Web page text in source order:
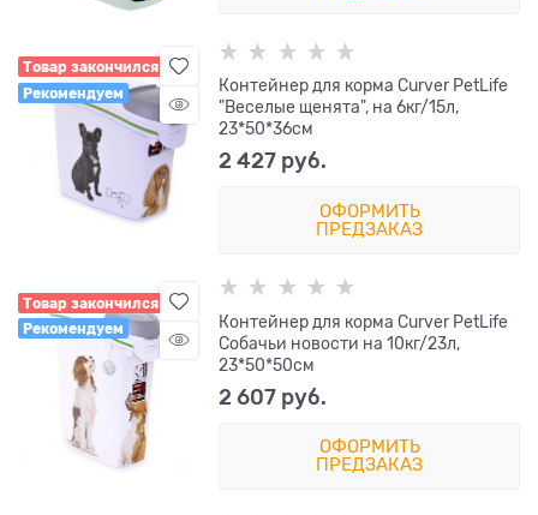
Товар закончился
Рекомендуем
Контейнер для корма Curver PetLife
"Веселые щенята", на 6кг/15л,
23*50*36см
2 427 руб.
ОФОРМИТЬ
ПРЕДЗАКАЗ
Товар закончился
Рекомендуем
Контейнер для корма Curver PetLife
Собачьи новости на 10кг/23л,
23*50*50см
2 607 руб.
ОФОРМИТЬ
ПРЕДЗАКАЗ